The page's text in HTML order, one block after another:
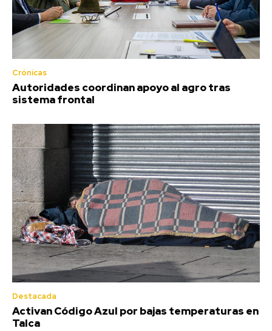
Crónicas
Autoridades coordinan apoyo al agro tras
sistema frontal
Destacada
Activan Código Azul por bajas temperaturas en
Talca